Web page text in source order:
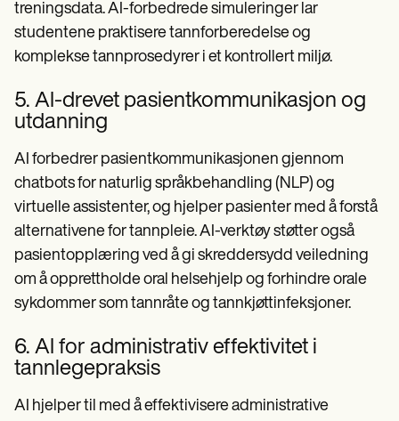
treningsdata. AI-forbedrede simuleringer lar
studentene praktisere tannforberedelse og
komplekse tannprosedyrer i et kontrollert miljø.
5. AI-drevet pasientkommunikasjon og
utdanning
AI forbedrer pasientkommunikasjonen gjennom
chatbots for naturlig språkbehandling (NLP) og
virtuelle assistenter, og hjelper pasienter med å forstå
alternativene for tannpleie. AI-verktøy støtter også
pasientopplæring ved å gi skreddersydd veiledning
om å opprettholde oral helsehjelp og forhindre orale
sykdommer som tannråte og tannkjøttinfeksjoner.
6. AI for administrativ effektivitet i
tannlegepraksis
AI hjelper til med å effektivisere administrative